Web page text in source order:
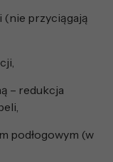
(nie przyciągają
– redukcja
podłogowym (w